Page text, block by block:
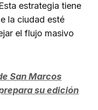
estrategia tiene
la ciudad esté
el flujo masivo
San Marcos
su edición